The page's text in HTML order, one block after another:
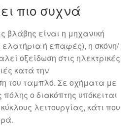
πιο συχνά
βλάβης είναι η μηχανική
ή επαφές), η σκόνη/
οξείδωση στις ηλεκτρικές
κατά την
του ταμπλό. Σε οχήματα με
ο διακόπτης υπόκειται
λειτουργίας, κάτι που